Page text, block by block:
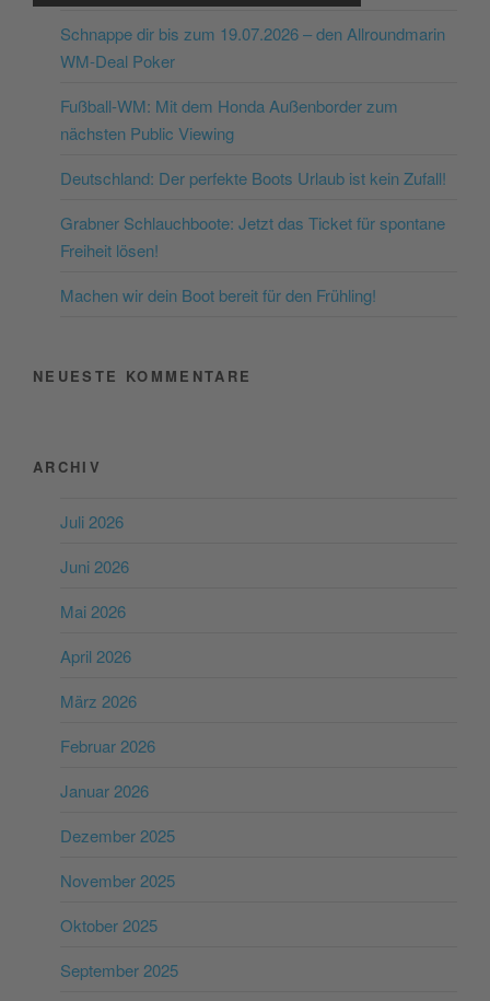
Nutzung des Service zu, um
dieses Video anzusehen.
Mehr Informationen
powered by
Consent Management
Schnappe dir bis zum 19.07.2026 – den Allroundmarin
WM-Deal Poker
Fußball-WM: Mit dem Honda Außenborder zum
nächsten Public Viewing
Deutschland: Der perfekte Boots Urlaub ist kein Zufall!
Grabner Schlauchboote: Jetzt das Ticket für spontane
Freiheit lösen!
Machen wir dein Boot bereit für den Frühling!
NEUESTE KOMMENTARE
ARCHIV
Juli 2026
Juni 2026
Mai 2026
April 2026
März 2026
Februar 2026
Januar 2026
Dezember 2025
November 2025
Oktober 2025
September 2025